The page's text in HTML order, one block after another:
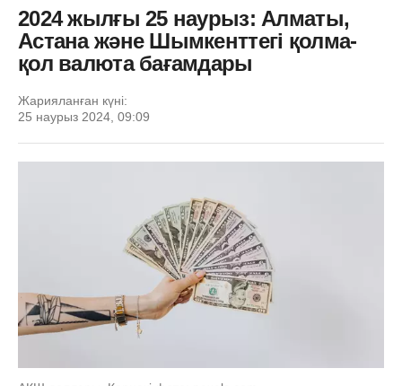
2024 жылғы 25 наурыз: Алматы,
Астана және Шымкенттегі қолма-
қол валюта бағамдары
Жарияланған күні:
25 наурыз 2024, 09:09